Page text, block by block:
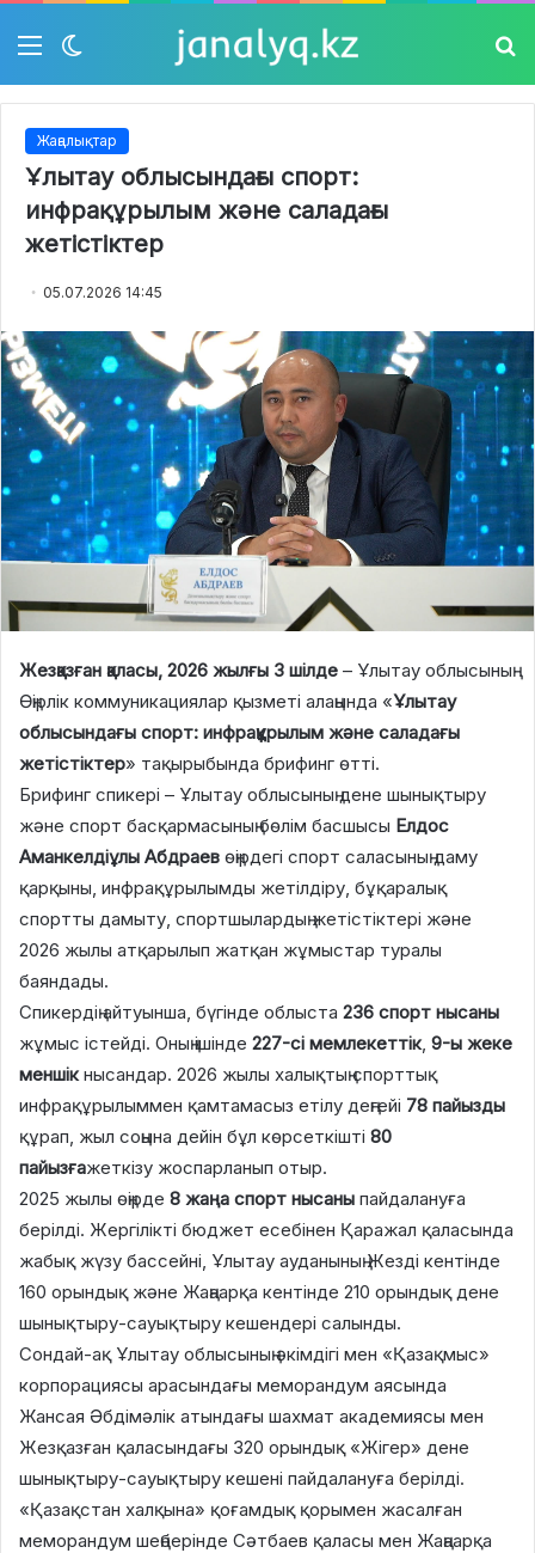
Мәзір
skin
Жаңалықтар
Ұлытау облысындағы спорт:
инфрақұрылым және саладағы
жетістіктер
05.07.2026 14:45
Жезқазған қаласы, 2026 жылғы 3 шілде – Ұлытау облысының
Өңірлік коммуникациялар қызметі алаңында «Ұлытау
облысындағы спорт: инфрақұрылым және саладағы
жетістіктер» тақырыбында брифинг өтті.
Брифинг спикері – Ұлытау облысының дене шынықтыру
және спорт басқармасының бөлім басшысы Елдос
Аманкелдіұлы Абдраев өңірдегі спорт саласының даму
қарқыны, инфрақұрылымды жетілдіру, бұқаралық
спортты дамыту, спортшылардың жетістіктері және
2026 жылы атқарылып жатқан жұмыстар туралы
баяндады.
Спикердің айтуынша, бүгінде облыста 236 спорт нысаны
жұмыс істейді. Оның ішінде 227-сі мемлекеттік, 9-ы жеке
меншікнысандар. 2026 жылы халықтың спорттық
инфрақұрылыммен қамтамасыз етілу деңгейі 78 пайызды
құрап, жыл соңына дейін бұл көрсеткішті 80
пайызғажеткізу жоспарланып отыр.
2025 жылы өңірде 8 жаңа спорт нысаны пайдалануға
берілді. Жергілікті бюджет есебінен Қаражал қаласында
жабық жүзу бассейні, Ұлытау ауданының Жезді кентінде
160 орындық және Жаңаарқа кентінде 210 орындық дене
шынықтыру-сауықтыру кешендері салынды.
Сондай-ақ Ұлытау облысының әкімдігі мен «Қазақмыс»
корпорациясы арасындағы меморандум аясында
Жансая Әбдімәлік атындағы шахмат академиясы мен
Жезқазған қаласындағы 320 орындық «Жігер» дене
шынықтыру-сауықтыру кешені пайдалануға берілді.
«Қазақстан халқына» қоғамдық қорымен жасалған
меморандум шеңберінде Сәтбаев қаласы мен Жаңаарқа